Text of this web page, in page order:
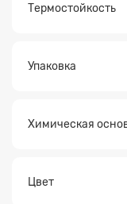
Термостойкость
Упаковка
Химическая
Цвет